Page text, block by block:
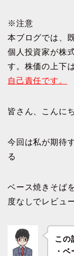
※注意
本ブログでは、
個人投資家が株
す。株価の上下
自己責任です。
皆さん、こんに
今回は私が期待
る
ベース焼きそば
度なしでレビュ
この
・